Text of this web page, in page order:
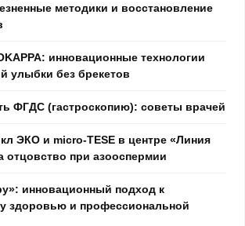
методики и восстановление
инновационные технологии
улыбки без брекетов
ФГДС (гастроскопию): советы врачей
ЭКО и micro-TESE в центре «Линия
отцовство при азооспермии
инновационный подход к
здоровью и профессиональной